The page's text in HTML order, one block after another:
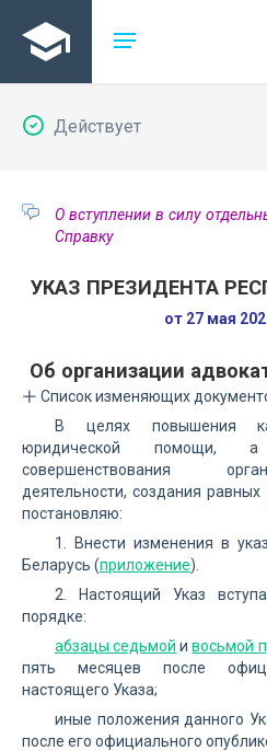
Действует
О вступлении в силу
Справку
УКАЗ ПРЕЗИДЕНТА
от 27 мая
Об организации
Список изменяющих
В целях повышения
юридической помощи,
совершенствования
деятельности, создания
постановляю:
1. Внести изменения в
Беларусь (приложение).
2. Настоящий Указ
порядке:
абзацы седьмой ивосьмой
пять месяцев после
настоящего Указа;
иные положения данного
после его официального